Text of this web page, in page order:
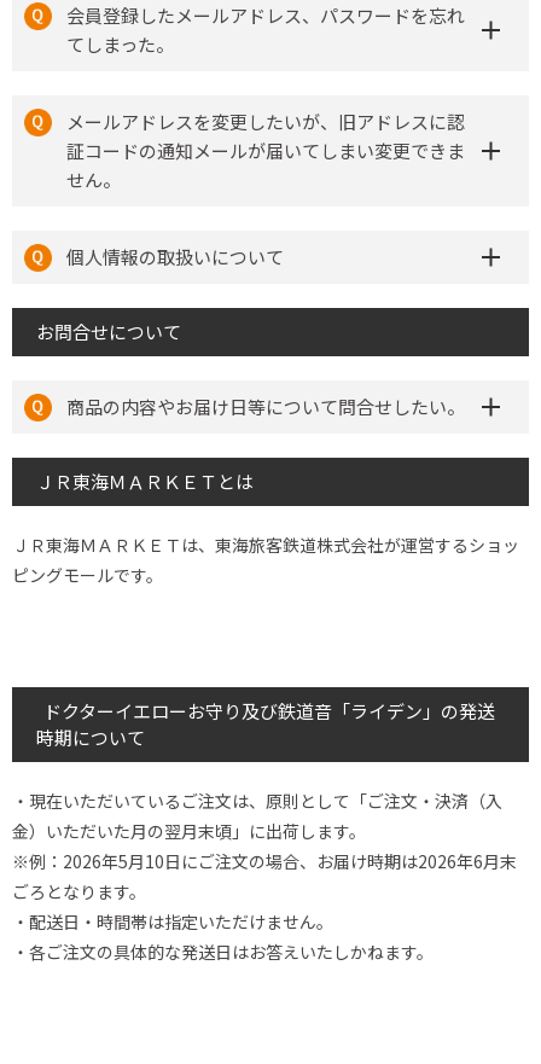
会員登録したメールアドレス、パスワードを忘れ
てしまった。
メールアドレスを変更したいが、旧アドレスに認
証コードの通知メールが届いてしまい変更できま
せん。
個人情報の取扱いについて
お問合せについて
商品の内容やお届け日等について問合せしたい。
ＪＲ東海ＭＡＲＫＥＴとは
ＪＲ東海ＭＡＲＫＥＴは、東海旅客鉄道株式会社が運営するショッ
ピングモールです。
ドクターイエローお守り及び鉄道音「ライデン」の発送
時期について
・現在いただいているご注文は、原則として「ご注文・決済（入
金）いただいた月の翌月末頃」に出荷します。
※例：2026年5月10日にご注文の場合、お届け時期は2026年6月末
ごろとなります。
・配送日・時間帯は指定いただけません。
・各ご注文の具体的な発送日はお答えいたしかねます。